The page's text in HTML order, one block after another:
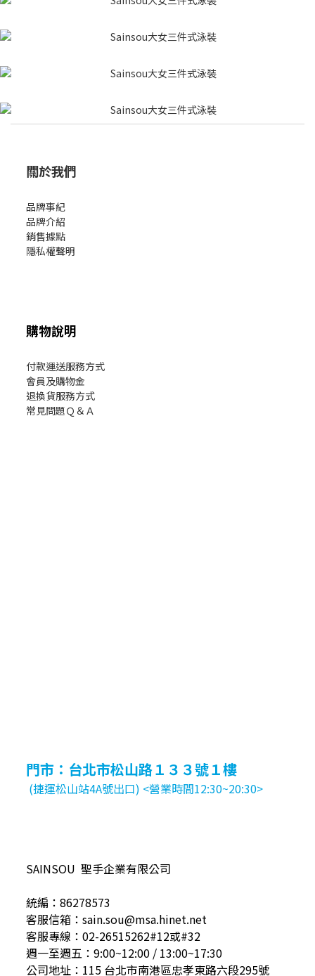
關於我們
品牌事紀
品牌介紹
銷售據點
隱私權聲明
購物說明
付款運送服務方式
會員及購物金
退換貨服務方式
常見問題Ｑ＆Ａ
門市：台北市松山路１３３號１樓
(捷運松山站4A號出口) <營業時間12:30~20:30>
SAINSOU 聖手企業有限公司
統編：86278573
客服信箱：sain.sou@msa.hinet.net
客服專線：02-26515262#12或#32
週一至週五：9:00~12:00 / 13:00~17:30
公司地址：115 台北市南港區忠孝東路六段295號